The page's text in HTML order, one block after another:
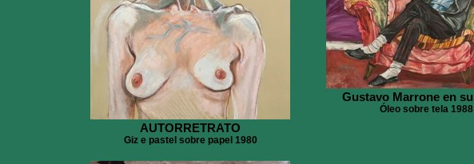
AUTORRETRATO
Giz e pastel sobre papel 1980
Gustavo Marrone en
Óleo sobre tela 1988